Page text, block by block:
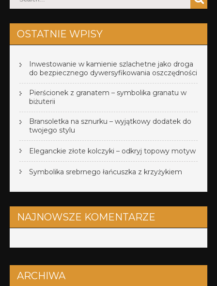
OSTATNIE WPISY
Inwestowanie w kamienie szlachetne jako droga
do bezpiecznego dywersyfikowania oszczędności
Pierścionek z granatem – symbolika granatu w
biżuterii
Bransoletka na sznurku – wyjątkowy dodatek do
twojego stylu
Eleganckie złote kolczyki – odkryj topowy motyw
Symbolika srebrnego łańcuszka z krzyżykiem
NAJNOWSZE KOMENTARZE
ARCHIWA